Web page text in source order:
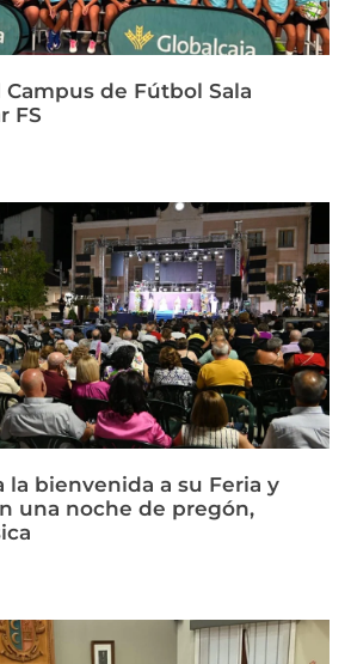
de Fútbol Sala
FS
la bienvenida a su Feria y
una noche de pregón,